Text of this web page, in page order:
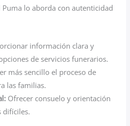
lo aborda con autenticidad
información clara y
de servicios funerarios.
más sencillo el proceso de
las familias.
Ofrecer consuelo y orientación
difíciles.